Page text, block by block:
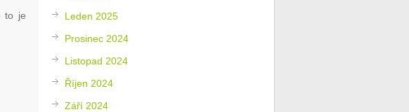
to je
Leden 2025
Prosinec 2024
Listopad 2024
Říjen 2024
Září 2024